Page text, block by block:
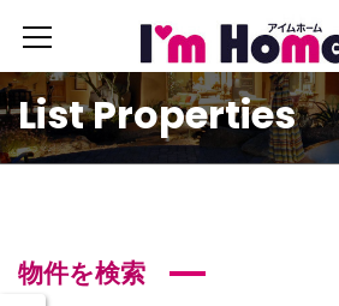
List Properties
物件を検索